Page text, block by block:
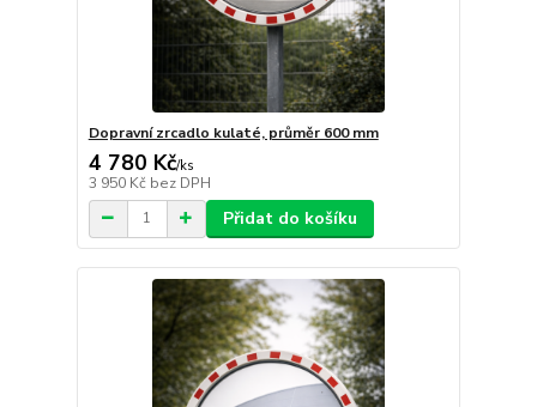
Dopravní zrcadlo kulaté, průměr 600 mm
4 780 Kč/ks
3 950 Kč bez DPH
Přidat do košíku